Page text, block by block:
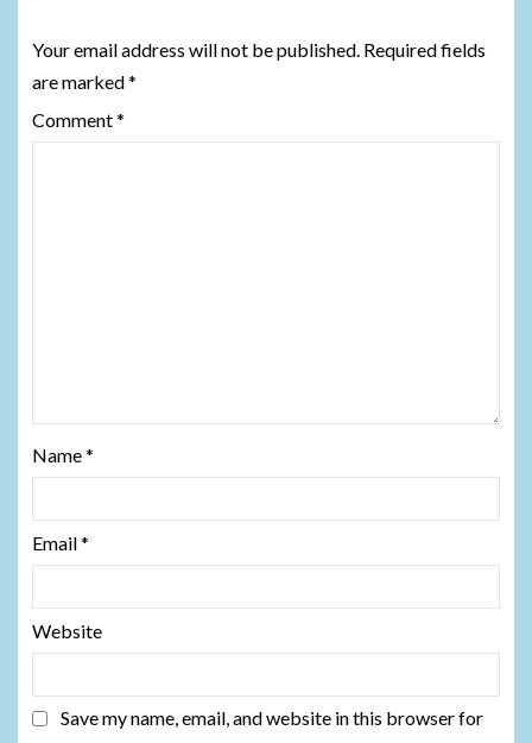
Your email address will not be published. Required fields
are marked*
Comment*
Name*
Email*
Website
Save my name, email, and website in this browser for